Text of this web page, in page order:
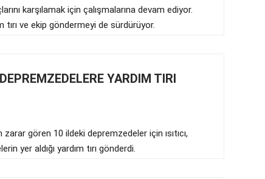
karşılamak için çalışmalarına devam ediyor.
ve ekip göndermeyi de sürdürüyor.
YARDIM TIRI
gören 10 ildeki depremzedeler için ısıtıcı,
yer aldığı yardım tırı gönderdi.